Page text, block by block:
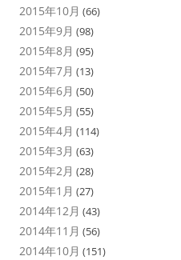
2015年10月 (66)
2015年9月 (98)
2015年8月 (95)
2015年7月 (13)
2015年6月 (50)
2015年5月 (55)
2015年4月 (114)
2015年3月 (63)
2015年2月 (28)
2015年1月 (27)
2014年12月 (43)
2014年11月 (56)
2014年10月 (151)